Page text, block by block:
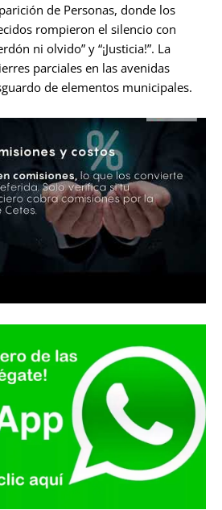
de Personas, donde los
rompieron el silencio con
ni olvido” y “¡Justicia!”. La
parciales en las avenidas
de elementos municipales.